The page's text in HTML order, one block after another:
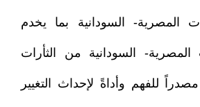
المصرية- السودانية بما يخدم
المصرية- السودانية من الثأرات
للفهم وأداةً لإحداث التغيير